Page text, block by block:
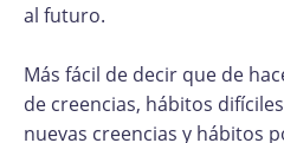
al futuro.
Más fácil de decir que de
de creencias, hábitos
nuevas creencias y hábitos